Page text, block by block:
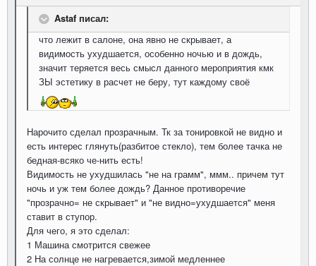
Astaf писал:
что лежит в салоне, она явно не скрывает, а
видимость ухудшается, особенно ночью и в дождь,
значит теряется весь смысл данного мероприятия кмк
ЗЫ эстетику в расчет не беру, тут каждому своё
Нарочито сделал прозрачным. Тк за тонировкой не видно и
есть интерес глянуть(разбитое стекло), тем более тачка не
бедная-всяко че-нить есть!
Видимость не ухудшилась "не на грамм", ммм.. причем тут
ночь и уж тем более дождь? Данное противоречие
"прозрачно= не скрывает" и "не видно=ухудшается" меня
ставит в ступор.
Для чего, я это сделал:
1 Машина смотрится свежее
2 На солнце не нагревается,зимой медленнее